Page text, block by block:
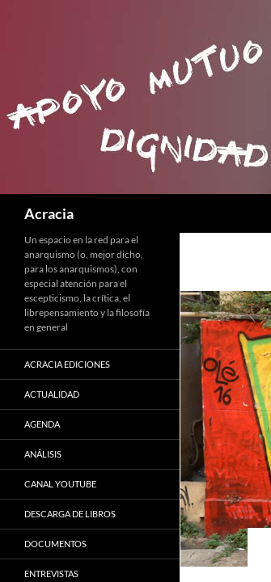
Acracia
Un espacio en la red para el
anarquismo (o, mejor dicho,
para los anarquismos), con
especial atención para el
escepticismo, la crítica, el
librepensamiento y la filosofía
en general
ACRACIA EDICIONES
ACTUALIDAD
AGENDA
ANÁLISIS
CANAL YOUTUBE
DESCARGA DE LIBROS
DOCUMENTOS
ENTREVISTAS